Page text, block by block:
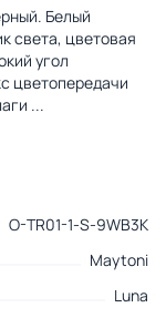
Белый
света, цветовая
угол
цветопередачи
...
O-TR01-1-S-9WB3K
Maytoni
Luna